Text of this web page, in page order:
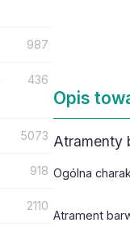
987
436
5073
918
2110
Opis
Atramenty
Ogólna
Atrament